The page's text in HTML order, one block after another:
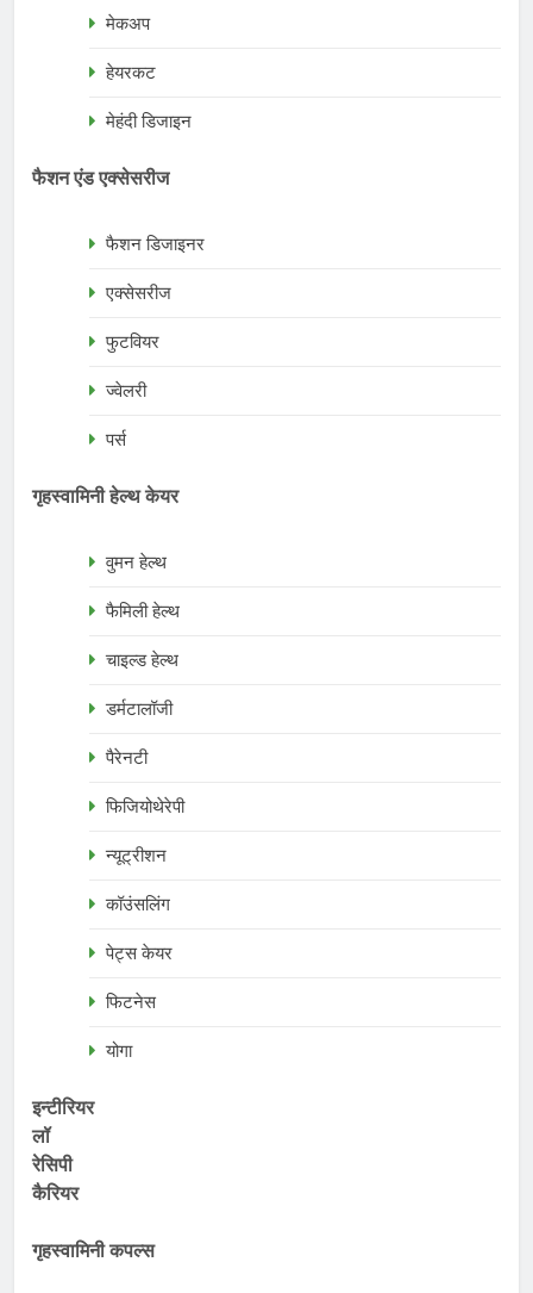
मेकअप
हेयरकट
मेहंदी डिजाइन
फैशन एंड एक्सेसरीज
फैशन डिजाइनर
एक्सेसरीज
फुटवियर
ज्वेलरी
पर्स
गृहस्वामिनी हेल्थ केयर
वुमन हेल्थ
फैमिली हेल्थ
चाइल्ड हेल्थ
डर्मटालॉजी
पैरेनटी
फिजियोथेरेपी
न्यूट्रीशन
कॉउंसलिंग
पेट्स केयर
फिटनेस
योगा
इन्टीरियर
लॉ
रेसिपी
कैरियर
गृहस्वामिनी कपल्स